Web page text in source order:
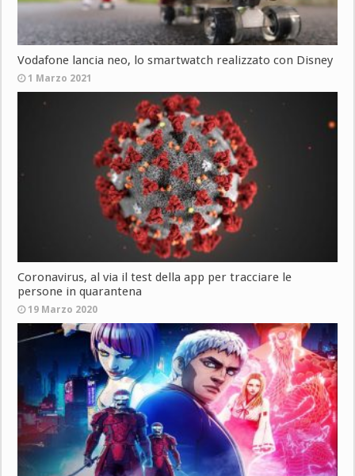
Vodafone lancia neo, lo smartwatch realizzato con Disney
1 Marzo 2021
Coronavirus, al via il test della app per tracciare le
persone in quarantena
19 Marzo 2020